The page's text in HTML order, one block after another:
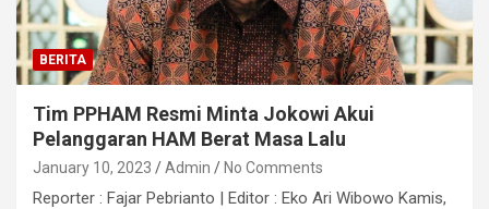
BERITA
Tim PPHAM Resmi Minta Jokowi Akui
Pelanggaran HAM Berat Masa Lalu
January 10, 2023 Admin No Comments
Reporter : Fajar Pebrianto | Editor : Eko Ari Wibowo Kamis,